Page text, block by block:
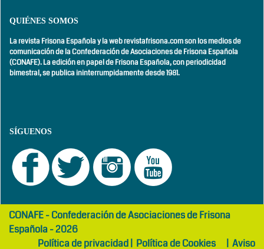
QUIÉNES SOMOS
La revista Frisona Española y la web revistafrisona.com son los medios de
comunicación de la Confederación de Asociaciones de Frisona Española
(CONAFE). La edición en papel de Frisona Española, conperiodicidad
bimestral,se publica ininterrumpidamente desde 1981.
SÍGUENOS
girls
abaya
maltepe
otelCONAFE - Confederación de Asociaciones de Frisona
Española - 2026
Política de privacidad| Política de Cookies | Aviso